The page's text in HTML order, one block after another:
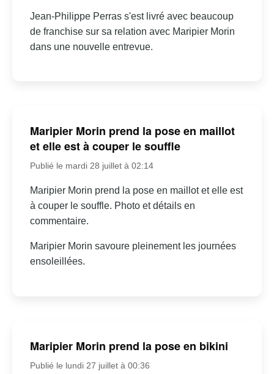
Jean-Philippe Perras s'est livré avec beaucoup
de franchise sur sa relation avec Maripier Morin
dans une nouvelle entrevue.
Maripier Morin prend la pose en maillot
et elle est à couper le souffle
Publié le mardi 28 juillet à 02:14
Maripier Morin prend la pose en maillot et elle est
à couper le souffle. Photo et détails en
commentaire.
Maripier Morin savoure pleinement les journées
ensoleillées.
Maripier Morin prend la pose en bikini
Publié le lundi 27 juillet à 00:36